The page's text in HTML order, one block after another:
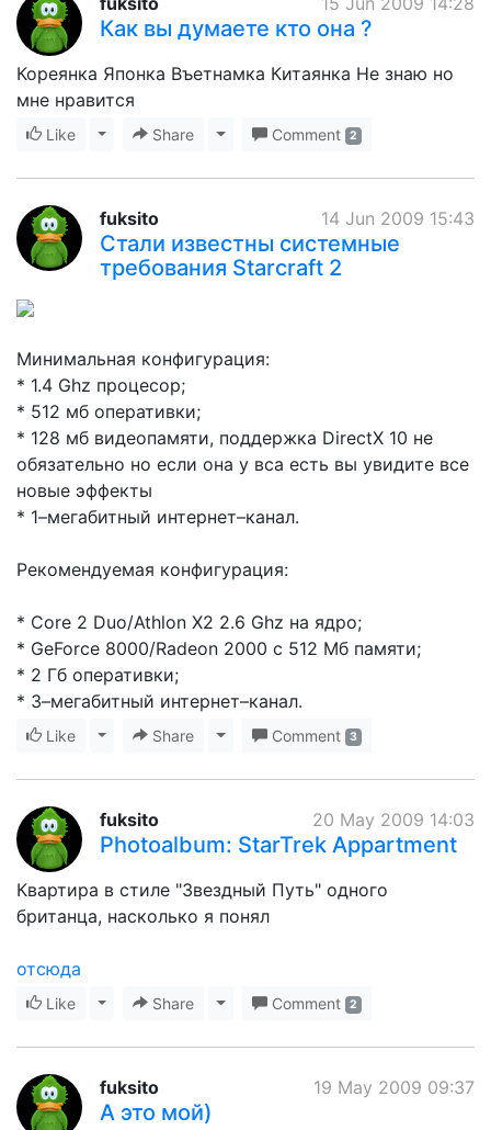
Как вы думаете кто она ?
Кореянка Японка Въетнамка Китаянка Не знаю но
мне нравится
Like Toggle Dropdown
Share Toggle Dropdown
Comment 2
14 Jun 2009 15:43
fuksito
Стали известны системные
требования Starcraft 2
Минимальная конфигурация:
* 1.4 Ghz процесор;
* 512 мб оперативки;
* 128 мб видеопамяти, поддержка DirectX 10 не
обязательно но если она у вса есть вы увидите все
новые эффекты
* 1–мегабитный интернет–канал.
Рекомендуемая конфигурация:
* Core 2 Duo/Athlon X2 2.6 Ghz на ядро;
* GeForce 8000/Radeon 2000 с 512 Мб памяти;
* 2 Гб оперативки;
* 3–мегабитный интернет–канал.
Like Toggle Dropdown
Share Toggle Dropdown
Comment 3
20 May 2009 14:03
fuksito
Photoalbum: StarTrek Appartment
Квартира в стиле "Звездный Путь" одного
британца, насколько я понял
отсюда
Like Toggle Dropdown
Share Toggle Dropdown
Comment 2
19 May 2009 09:37
fuksito
А это мой)